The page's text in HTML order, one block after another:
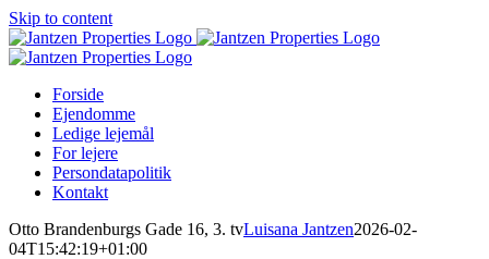
Skip to content
Forside
Ejendomme
Ledige lejemål
For lejere
Persondatapolitik
Kontakt
Otto Brandenburgs Gade 16, 3. tvLuisana Jantzen2026-02-
04T15:42:19+01:00